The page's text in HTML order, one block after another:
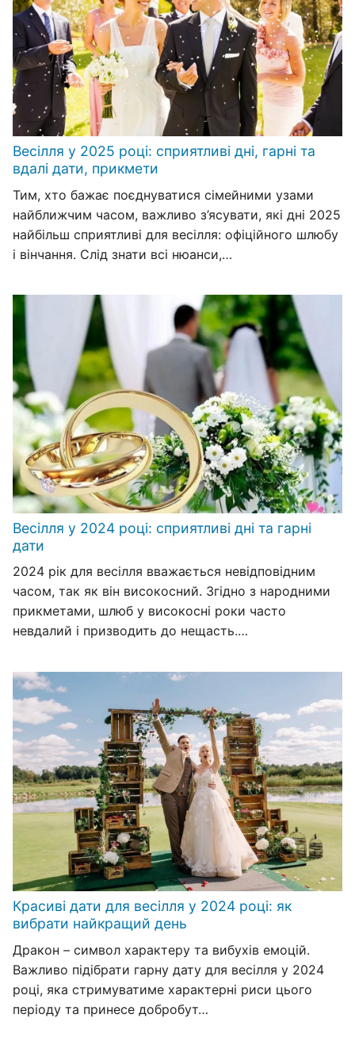
Весілля у 2025 році: сприятливі дні, гарні та
вдалі дати, прикмети
Тим, хто бажає поєднуватися сімейними узами
найближчим часом, важливо з’ясувати, які дні 2025
найбільш сприятливі для весілля: офіційного шлюбу
і вінчання. Слід знати всі нюанси,…
Весілля у 2024 році: сприятливі дні та гарні
дати
2024 рік для весілля вважається невідповідним
часом, так як він високосний. Згідно з народними
прикметами, шлюб у високосні роки часто
невдалий і призводить до нещасть.…
Красиві дати для весілля у 2024 році: як
вибрати найкращий день
Дракон – символ характеру та вибухів емоцій.
Важливо підібрати гарну дату для весілля у 2024
році, яка стримуватиме характерні риси цього
періоду та принесе добробут…